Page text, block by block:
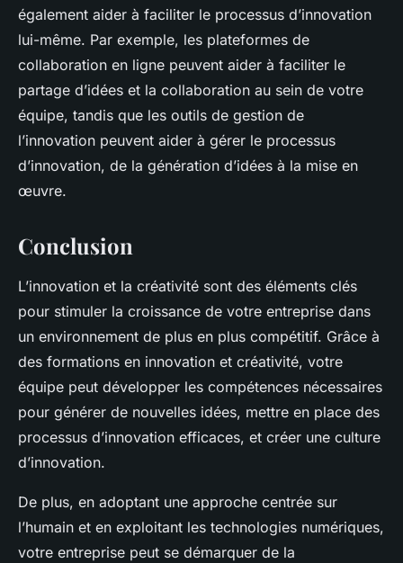
également aider à faciliter le processus d’innovation
lui-même. Par exemple, les plateformes de
collaboration en ligne peuvent aider à faciliter le
partage d’idées et la collaboration au sein de votre
équipe, tandis que les outils de gestion de
l’innovation peuvent aider à gérer le processus
d’innovation, de la génération d’idées à la mise en
œuvre.
Conclusion
L’innovation et la créativité sont des éléments clés
pour stimuler la croissance de votre entreprise dans
un environnement de plus en plus compétitif. Grâce à
des formations en innovation et créativité, votre
équipe peut développer les compétences nécessaires
pour générer de nouvelles idées, mettre en place des
processus d’innovation efficaces, et créer une culture
d’innovation.
De plus, en adoptant une approche centrée sur
l’humain et en exploitant les technologies numériques,
votre entreprise peut se démarquer de la